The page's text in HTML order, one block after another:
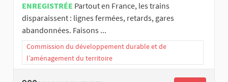
ENREGISTRÉE Partout en France, les trains
disparaissent : lignes fermées, retards, gares
abandonnées. Faisons ...
Commission du développement durable et de
l’aménagement du territoire